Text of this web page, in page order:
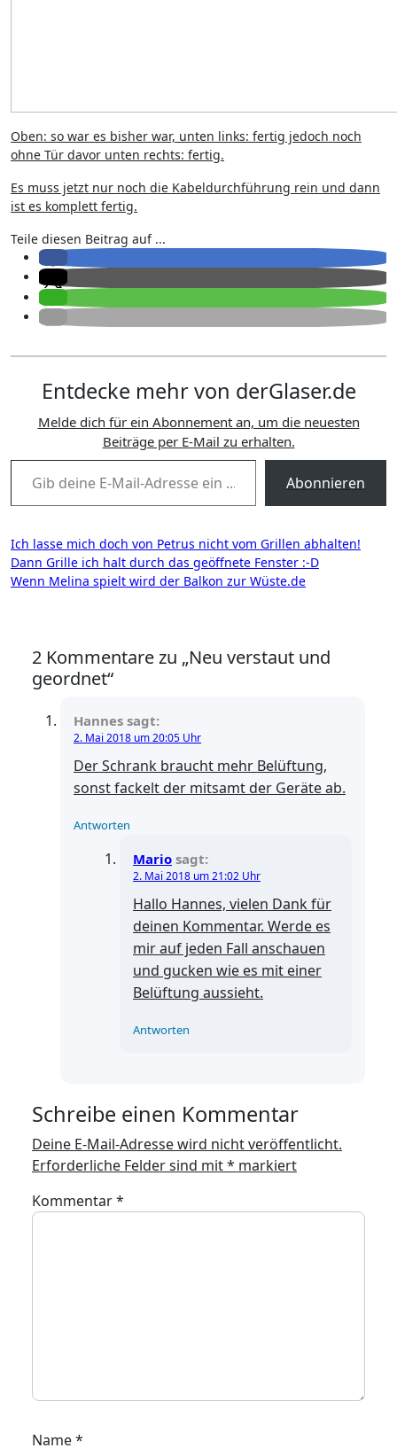
Oben: so war es bisher war, unten links: fertig jedoch noch
ohne Tür davor unten rechts: fertig.
Es muss jetzt nur noch die Kabeldurchführung rein und dann
ist es komplett fertig.
Teile diesen Beitrag auf ...
Entdecke mehr von derGlaser.de
Melde dich für ein Abonnement an, um die neuesten
Beiträge per E-Mail zu erhalten.
Gib deine E-Mail-Adresse ein ...
Abonnieren
Beitragsnavigation
Ich lasse mich doch von Petrus nicht vom Grillen abhalten!
Dann Grille ich halt durch das geöffnete Fenster :-D
Wenn Melina spielt wird der Balkon zur Wüste.de
2 Kommentare zu „Neu verstaut und
geordnet“
Hannes sagt:
2. Mai 2018 um 20:05 Uhr
Der Schrank braucht mehr Belüftung,
sonst fackelt der mitsamt der Geräte ab.
Antworten
Mario sagt:
2. Mai 2018 um 21:02 Uhr
Hallo Hannes, vielen Dank für
deinen Kommentar. Werde es
mir auf jeden Fall anschauen
und gucken wie es mit einer
Belüftung aussieht.
Antworten
Schreibe einen Kommentar
Deine E-Mail-Adresse wird nicht veröffentlicht.
Erforderliche Felder sind mit* markiert
Kommentar*
Name*